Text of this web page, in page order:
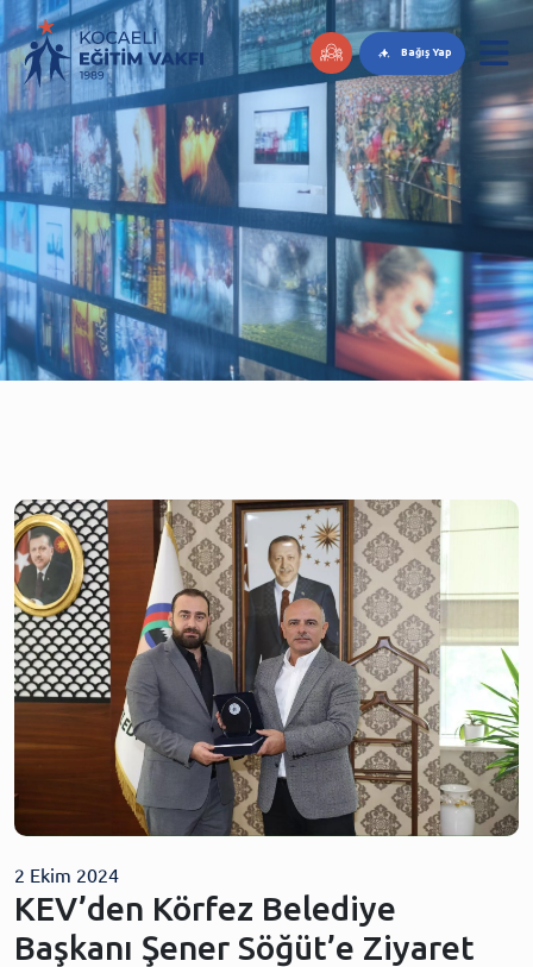
Bağış Yap
2 Ekim 2024
KEV’den Körfez Belediye
Başkanı Şener Söğüt’e Ziyaret